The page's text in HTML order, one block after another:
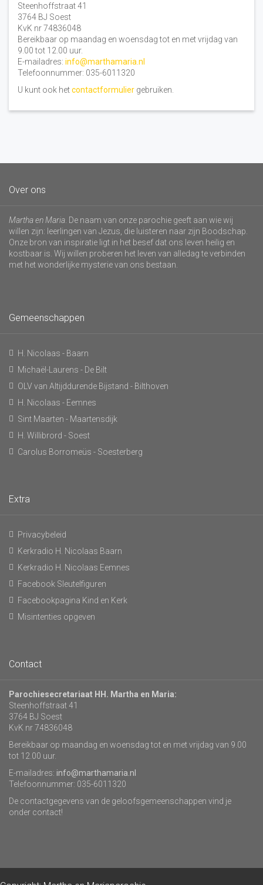
Steenhoffstraat 41
3764 BJ Soest
KvK nr 74836048
Bereikbaar op maandag en woensdag tot en met vrijdag van
9.00 tot 12.00 uur.
E-mailadres: info@marthamaria.nl
Telefoonnummer: 035-6011320
U kunt ook hetcontactformulier gebruiken.
Over ons
Martha en Maria . De naam van onze parochie geeft aan wie wij
willen zijn: leerlingen van Jezus, die luisteren naar zijn Boodschap.
Onze bron van inspiratie ligt in het besef dat ons leven heilig en
kostbaar is. Wij willen proberen het leven van alledag te verbinden
met het wonderlijke mysterie van ons bestaan.
Gemeenschappen
H. Nicolaas - Baarn
Michaël-Laurens - De Bilt
OLV van Altijddurende Bijstand - Bilthoven
H. Nicolaas - Eemnes
Sint Maarten - Maartensdijk
H. Willibrord - Soest
Carolus Borromeüs - Soesterberg
Extra
Privacybeleid
Kerkradio H. Nicolaas Baarn
Kerkradio H. Nicolaas Eemnes
Facebook Sleutelfiguren
Facebookpagina Kind en Kerk
Misintenties opgeven
Contact
Parochiesecretariaat HH. Martha en Maria:
Steenhoffstraat 41
3764 BJ Soest
KvK nr 74836048
Bereikbaar op maandag en woensdag tot en met vrijdag van 9.00
tot 12.00 uur.
E-mailadres: info@marthamaria.nl
Telefoonnummer: 035-6011320
De contactgegevens van de geloofsgemeenschappen vind je
onder contact!